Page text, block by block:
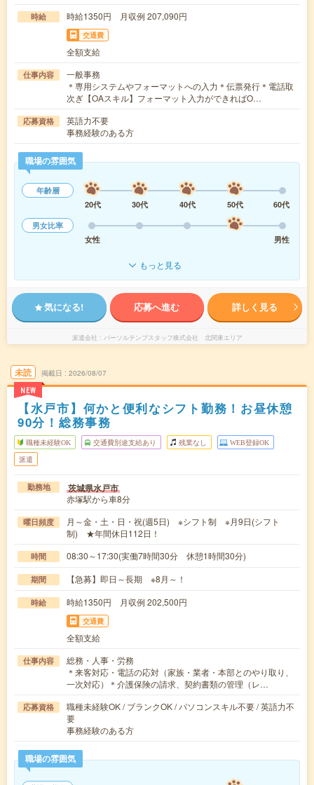
時給 時給1350円 月収例 207,090円
交通費
全額支給
仕事内容
一般事務
＊専用システムやフォーマットへの入力＊伝票発行＊電話取
次ぎ【OAスキル】フォーマット入力ができればO…
応募資格
英語力不要
事務経験のある方
職場の雰囲気
年齢層
20代
30代 40代 50代
60代
男女比率
女性
男性
もっと見る
気になる! 応募へ進む 詳しく見る
派遣会社 パーソルテンプスタッフ株式会社 北関東エリア
未読
NEW
掲載日 2026/08/07
【水戸市】何かと便利なシフト勤務！お昼休憩
90分！総務事務
職種未経験OK 交通費別途支給あり 残業なし WEB登録OK
派遣
勤務地 茨城県水戸市
赤塚駅から車8分
曜日頻度
月～金・土・日・祝(週5日) ※シフト制 ※月9日(シフト
制) ★年間休日112日！
時間 08:30～17:30(実働7時間30分 休憩1時間30分)
期間 【急募】即日～長期 ※8月～！
時給 時給1350円 月収例 202,500円
交通費
全額支給
仕事内容
総務・人事・労務
＊来客対応・電話の応対（家族・業者・本部とのやり取り、
一次対応）＊介護保険の請求、契約書類の管理（レ…
応募資格
職種未経験OK / ブランクOK / パソコンスキル不要 / 英語力不
要
事務経験のある方
職場の雰囲気